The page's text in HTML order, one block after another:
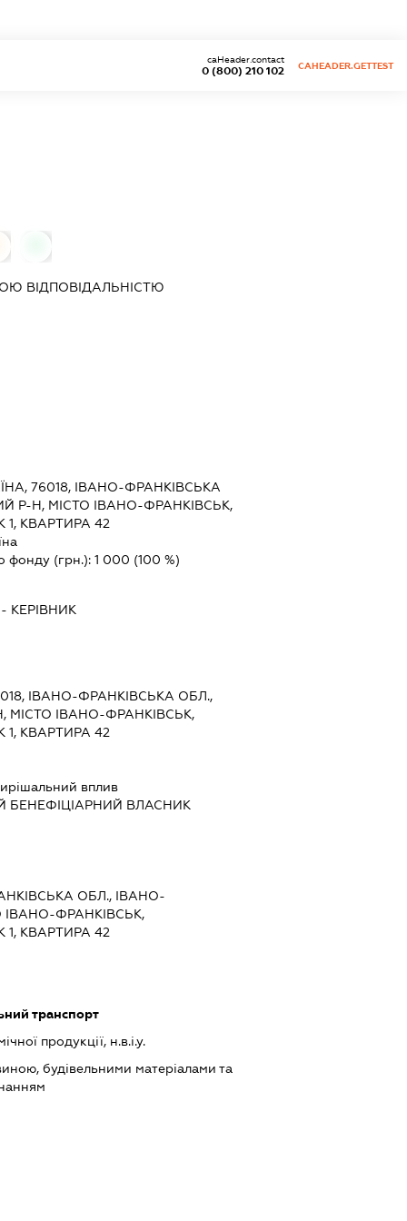
0 (800) 210 102
caHeader.contact
CAHEADER.GETTEST
ВІДПОВІДАЛЬНІСТЮ
76018, ІВАНО-ФРАНКІВСЬКА
Р-Н, МІСТО ІВАНО-ФРАНКІВСЬК,
1, КВАРТИРА 42
фонду (грн.): 1 000 (100 %)
- КЕРІВНИК
ІВАНО-ФРАНКІВСЬКА ОБЛ.,
МІСТО ІВАНО-ФРАНКІВСЬК,
1, КВАРТИРА 42
вплив
БЕНЕФІЦІАРНИЙ ВЛАСНИК
ОБЛ., ІВАНО-
ІВАНО-ФРАНКІВСЬК,
1, КВАРТИРА 42
транспорт
продукції, н.в.і.у.
будівельними матеріалами та